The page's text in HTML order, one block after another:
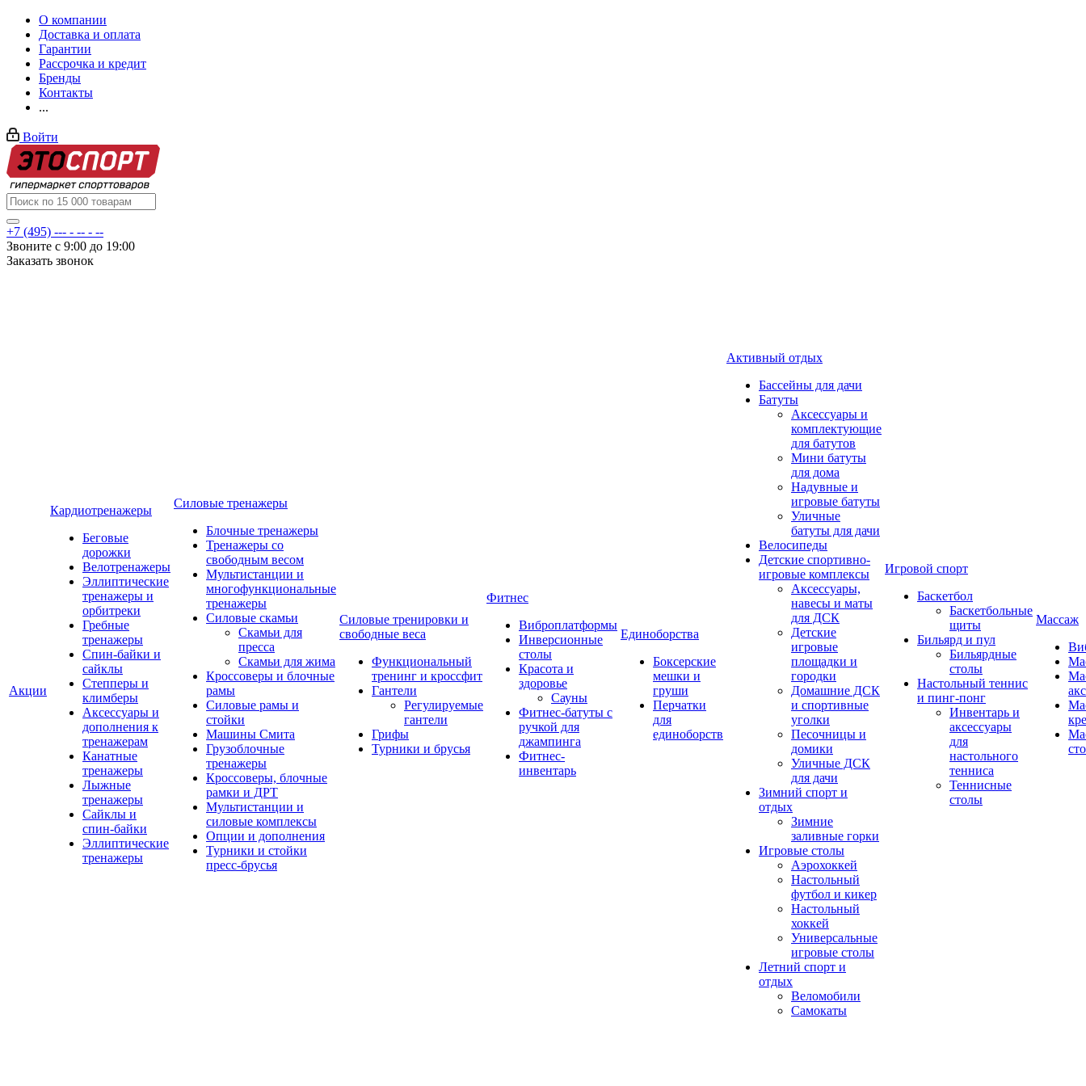
О компании
Доставка и оплата
Гарантии
Рассрочка и кредит
Бренды
Контакты
...
Войти
+7 (495) --- - -- - --
Звоните с 9:00 до 19:00
Заказать звонок
Акции
Кардиотренажеры
Беговые
дорожки
Велотренажеры
Эллиптические
тренажеры и
орбитреки
Гребные
тренажеры
Спин-байки и
сайклы
Степперы и
климберы
Аксессуары и
дополнения к
тренажерам
Канатные
тренажеры
Лыжные
тренажеры
Сайклы и
спин-байки
Эллиптические
тренажеры
Силовые тренажеры
Блочные тренажеры
Тренажеры со
свободным весом
Мультистанции и
многофункциональные
тренажеры
Силовые скамьи
Скамьи для
пресса
Скамьи для жима
Кроссоверы и блочные
рамы
Силовые рамы и
стойки
Машины Смита
Грузоблочные
тренажеры
Кроссоверы, блочные
рамки и ДРТ
Мультистанции и
силовые комплексы
Опции и дополнения
Турники и стойки
пресс-брусья
Силовые тренировки и
свободные веса
Функциональный
тренинг и кроссфит
Гантели
Регулируемые
гантели
Грифы
Турники и брусья
Фитнес
Виброплатформы
Инверсионные
столы
Красота и
здоровье
Сауны
Фитнес-батуты с
ручкой для
джампинга
Фитнес-
инвентарь
Единоборства
Боксерские
мешки и
груши
Перчатки
для
единоборств
Активный отдых
Бассейны для дачи
Батуты
Аксессуары и
комплектующие
для батутов
Мини батуты
для дома
Надувные и
игровые батуты
Уличные
батуты для дачи
Велосипеды
Детские спортивно-
игровые комплексы
Аксессуары,
навесы и маты
для ДСК
Детские
игровые
площадки и
городки
Домашние ДСК
и спортивные
уголки
Песочницы и
домики
Уличные ДСК
для дачи
Зимний спорт и
отдых
Зимние
заливные горки
Игровые столы
Аэрохоккей
Настольный
футбол и кикер
Настольный
хоккей
Универсальные
игровые столы
Летний спорт и
отдых
Веломобили
Самокаты
Игровой спорт
Баскетбол
Баскетбольные
щиты
Бильярд и пул
Бильярдные
столы
Настольный теннис
и пинг-понг
Инвентарь и
аксессуары
для
настольного
тенниса
Теннисные
столы
Массаж